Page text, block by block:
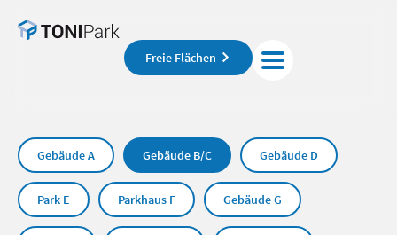
Freie Flächen
Gebäude A Gebäude B/C Gebäude D
Park E Parkhaus F Gebäude G